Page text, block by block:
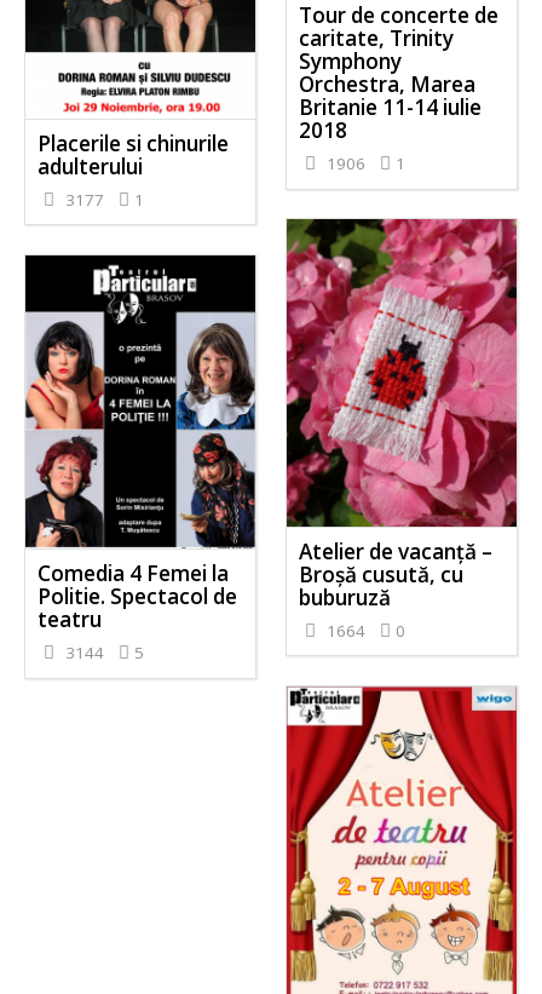
Tour de concerte de
caritate, Trinity
Symphony
Orchestra, Marea
Britanie 11-14 iulie
2018
1906 1
Placerile si chinurile
adulterului
3177 1
Atelier de vacanță –
Broșă cusută, cu
buburuză
1664 0
Comedia 4 Femei la
Politie. Spectacol de
teatru
3144 5